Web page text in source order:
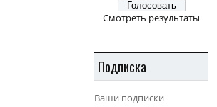
Смотреть результаты
Подписка
Ваши подписки